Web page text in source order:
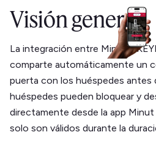
Visión general
La integración entre Minut y
comparte automáticamente un
puerta con los huéspedes antes
huéspedes pueden bloquear y
directamente desde la app
solo son válidos durante la